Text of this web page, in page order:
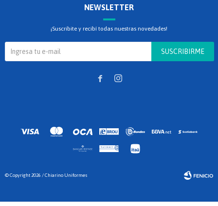
NEWSLETTER
¡Suscribite y recibí todas nuestras novedades!
SUSCRIBIRME
 
© Copyright 2026 / Chiarino Uniformes